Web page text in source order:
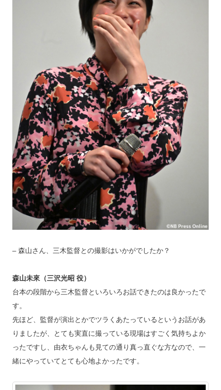
– 森山さん、三木監督との撮影はいかがでしたか？
森山未來（三沢光昭 役）
台本の段階から三木監督といろいろお話できたのは良かったで
す。
先ほど、監督が演出とかでツラくあたっているというお話があ
りましたが、とても実直に撮っている現場はすごく気持ちよか
ったですし、由衣ちゃんも見ての通り真っ直ぐな方なので、一
緒にやっていてとても心地よかったです。